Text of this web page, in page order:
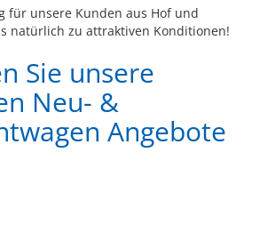
für unsere Kunden aus Hof und
natürlich zu attraktiven Konditionen!
Sie unsere
Neu- &
Angebote